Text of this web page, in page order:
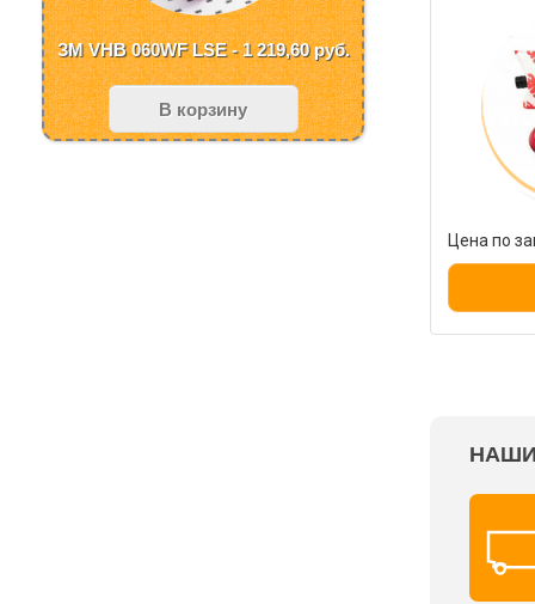
Цена по
ЗМ VHB 060WF LSE - 1 219,60руб.
В корзину